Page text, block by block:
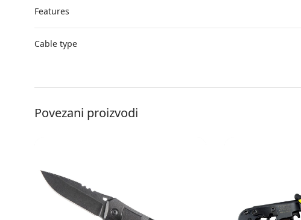
Features
Cable type
Povezani proizvodi